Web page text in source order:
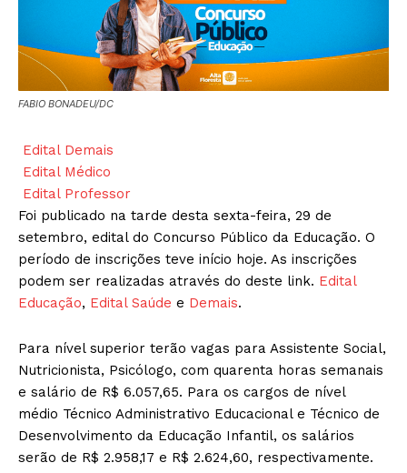
FABIO BONADEU/DC
Edital Demais
Edital Médico
Edital Professor
Foi publicado na tarde desta sexta-feira, 29 de
setembro, edital do Concurso Público da Educação. O
período de inscrições teve início hoje. As inscrições
podem ser realizadas através do deste link. Edital
Educação, Edital Saúde e Demais.
Para nível superior terão vagas para Assistente Social,
Nutricionista, Psicólogo, com quarenta horas semanais
e salário de R$ 6.057,65. Para os cargos de nível
médio Técnico Administrativo Educacional e Técnico de
Desenvolvimento da Educação Infantil, os salários
serão de R$ 2.958,17 e R$ 2.624,60, respectivamente.